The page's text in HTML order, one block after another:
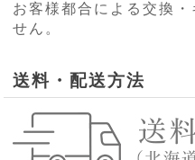
お客様都合による交換
せん。
送料・配送方法